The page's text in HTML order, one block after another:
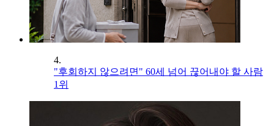
4.
"후회하지 않으려면" 60세 넘어 끊어내야 할 사람
1위